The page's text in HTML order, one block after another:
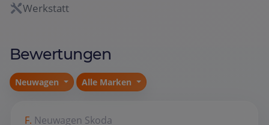
Werkstatt
Bewertungen
Neuwagen Alle Marken
F. Neuwagen Skoda